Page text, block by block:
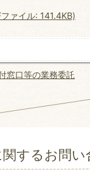
ァイル: 141.4KB)
窓口等の業務委託
するお問